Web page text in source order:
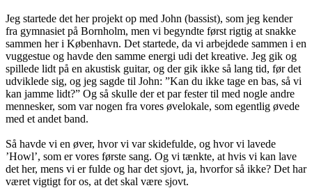
Jeg startede det her projekt op med John (bassist), som jeg kender
fra gymnasiet på Bornholm, men vi begyndte først rigtig at snakke
sammen her i København. Det startede, da vi arbejdede sammen i en
vuggestue og havde den samme energi udi det kreative. Jeg gik og
spillede lidt på en akustisk guitar, og der gik ikke så lang tid, før det
udviklede sig, og jeg sagde til John: ”Kan du ikke tage en bas, så vi
kan jamme lidt?” Og så skulle der et par fester til med nogle andre
mennesker, som var nogen fra vores øvelokale, som egentlig øvede
med et andet band.
Så havde vi en øver, hvor vi var skidefulde, og hvor vi lavede
’Howl’, som er vores første sang. Og vi tænkte, at hvis vi kan lave
det her, mens vi er fulde og har det sjovt, ja, hvorfor så ikke? Det har
været vigtigt for os, at det skal være sjovt.